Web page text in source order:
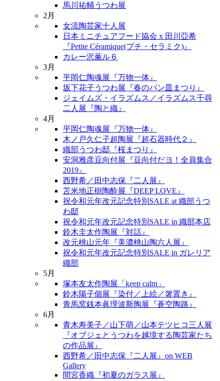
馬川祐輔うつわ展
2月
女流陶芸家十人展
日本ミニチュアフード協会 x 田川亞希
『Petite Céramique(プチ・セラミク)』
カレー沢薫ル６
3月
平岡仁陶魂展『万物一体』
坂下花子うつわ展『春のパン皿まつり』
ジェイムズ・イラズムス／イラズムス千尋
二人展『陶と織』
4月
平岡仁陶魂展『万物一体』
木ノ戸久仁子超陶展『超石器時代２』
織部うつわ邸『桜まつり』
安洞雅彦豆向付展『豆向付だヨ！全員集合
2019』
西野希／田中志保『二人展』
苫米地正樹陶酔展『DEEP LOVE』
祝令和元年改元記念特別SALE at 織部うつ
わ邸
祝令和元年改元記念特別SALE in 織部本店
鈴木圭太作陶展『対話』
改元桃山元年『美濃桃山陶六人展』
祝令和元年改元記念特別SALE in ガレリア
織部
5月
塚本友太作陶展「keep calm」
鈴木陽子個展『染付／上絵／箸置き』
青馬窯銭本眞理波斯陶展『蒼空陶路』
6月
青木寿美子／山下萌／山本テツヒコ三人展
『オブジェとうつわを越境する陶芸家たち
の作品展』
西野希／田中志保『二人展』on WEB
Gallery
間宮香織『初夏のガラス展』